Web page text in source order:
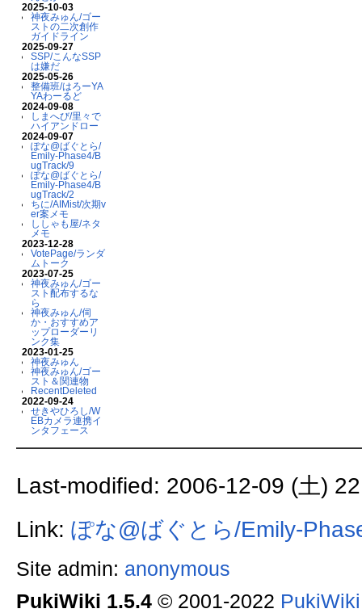
2025-10-03
神夜みゅん/ゴー
ストの二次創作
ガイドライン
2025-09-27
SSP/こんなSSP
は嫌だ
2025-05-26
整備班/はろーYA
YAわーるど
2024-09-08
しまへび/里々で
ハイアンドロー
2024-09-07
ぽな@ばぐとら/
Emily-Phase4/B
ugTrack/9
ぽな@ばぐとら/
Emily-Phase4/B
ugTrack/2
ちに/AIMist/次期v
er案メモ
ししゃも屋/ネタ
メモ
2023-12-28
VotePage/ランダ
ムトーク
2023-07-25
神夜みゅん/ゴー
スト配布するな
ら
神夜みゅん/伺
か・おすすめア
ップローダーリ
ンク集
2023-01-25
神夜みゅん
神夜みゅん/ゴー
スト＆関連物
RecentDeleted
2022-09-24
せきやひろし/W
EBカメラ連携イ
ンタフェース
Last-modified: 2006-12-09 (土)
Link: ぽな@ばぐとら/Emily-
Site admin: anonymous
PukiWiki 1.5.4© 2001-2022